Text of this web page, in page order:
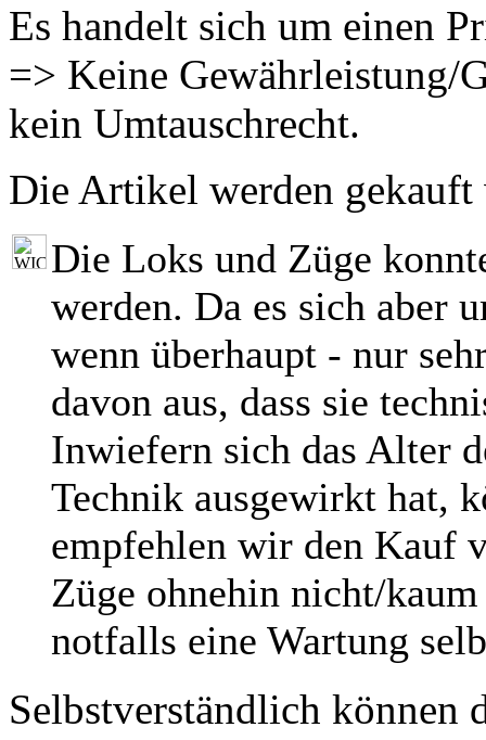
Es handelt sich um einen
=> Keine Gewährleistung/
kein Umtauschrecht.
Die Artikel werden gekauft
Die Loks und Züge
werden. Da es sich aber
wenn überhaupt - nur
davon aus, dass sie
Inwiefern sich das Alter
Technik ausgewirkt hat,
empfehlen wir den Kauf
Züge ohnehin nicht/
notfalls eine Wartung
Selbstverständlich